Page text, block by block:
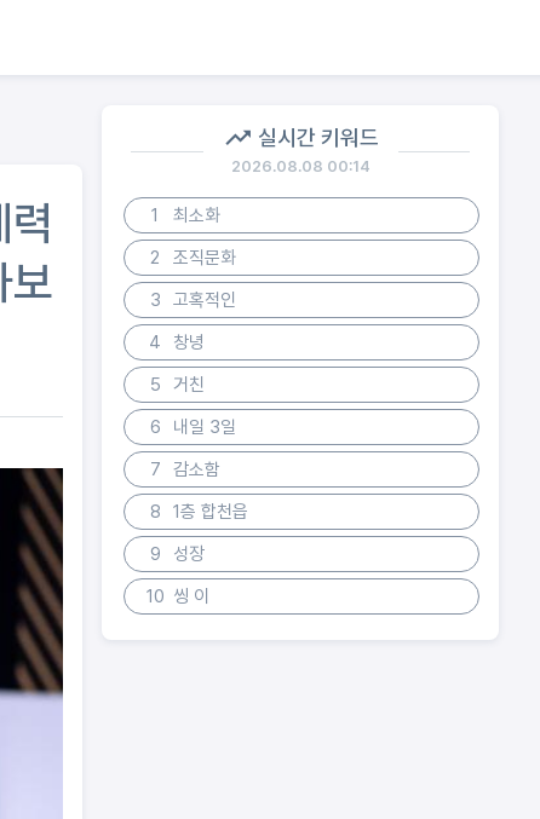
보
실시간 키워드
2026.08.08 00:14
1
최소화
2
조직문화
3
고혹적인
4
창녕
5
거친
6
내일 3일
7
감소함
8
1층 합천읍
9
성장
10 씽 이